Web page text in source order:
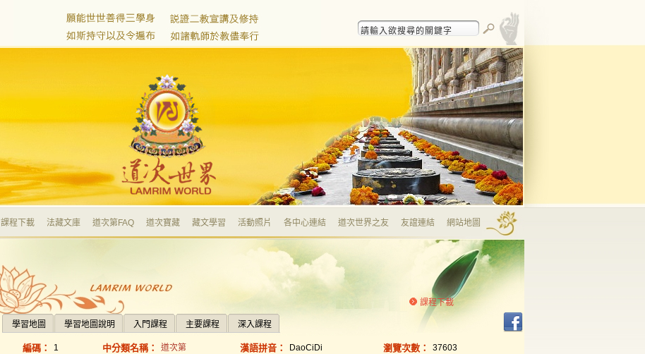
課程下載 法藏文庫 道次第FAQ 道次寶藏 藏文學習 活動照片 各中心連結 道次世界之友 友誼連結 網站地圖
學習地圖 學習地圖說明 入門課程 主要課程 深入課程
課程下載
編碼： 1 中分類名稱： 道次第 漢語拼音： DaoCiDi 瀏覽次數： 37603